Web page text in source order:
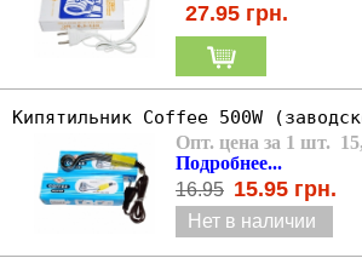
27.95 грн.
Кипятильник Coffee 500W
Опт. цена за 1 шт.
Подробнее...
16.95 15.95 грн.
Нет в наличии